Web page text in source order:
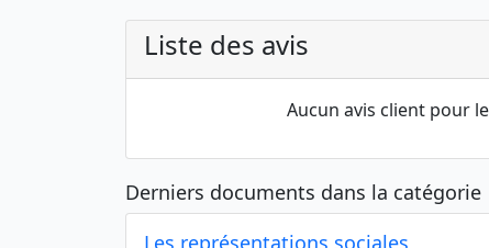
Liste des avis
Aucun avis client pour
Derniers documents dans la catégorie
Les représentations sociales